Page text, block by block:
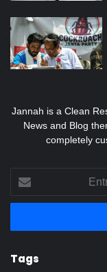
Jannah is a Clean
News and Blog
completely
votre
adresse
Tags